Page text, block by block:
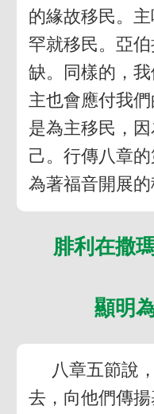
的緣故移民。
罕就移民。亞
缺。同樣的，
主也會應付我
是為主移民，
己。行傳八章
為著福音開展的
腓利在撒
顯明
八章五節說
去，向他們傳